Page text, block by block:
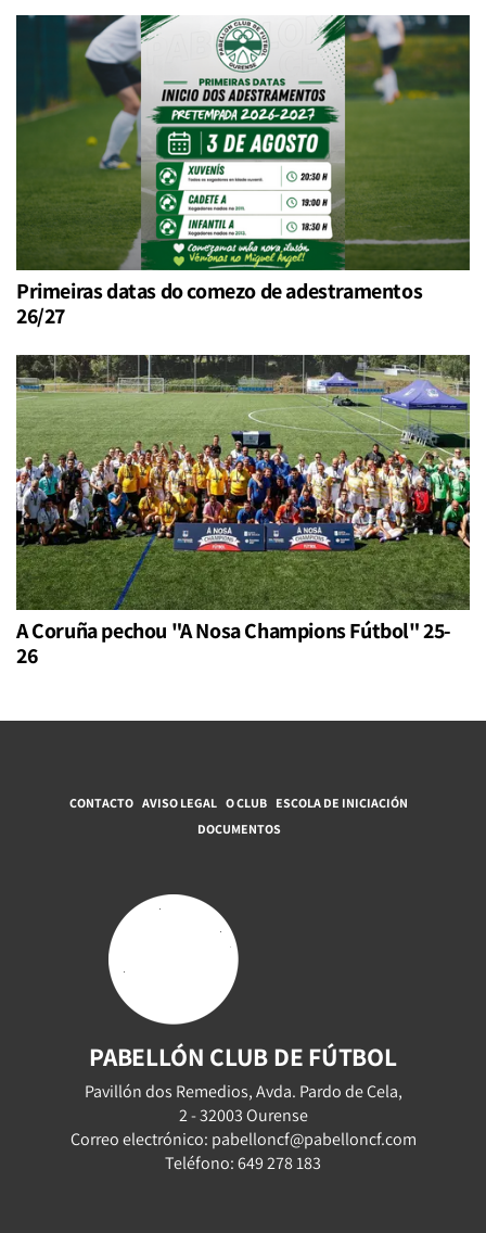
Primeiras datas do comezo de adestramentos
26/27
A Coruña pechou "A Nosa Champions Fútbol" 25-
26
CONTACTO AVISO LEGAL O CLUB ESCOLA DE INICIACIÓN
DOCUMENTOS
PABELLÓN CLUB DE FÚTBOL
Pavillón dos Remedios, Avda. Pardo de Cela,
2 - 32003 Ourense
Correo electrónico: pabelloncf@pabelloncf.com
Teléfono: 649 278 183